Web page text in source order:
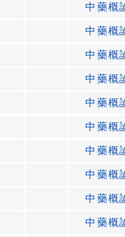
中藥概
中藥概
中藥概
中藥概
中藥概
中藥概
中藥概
中藥概
中藥概
中藥概